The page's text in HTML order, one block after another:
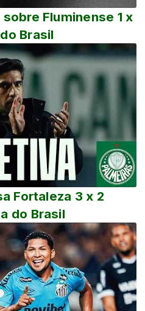
Fluminense 1 x
Brasil
Fortaleza 3 x 2
do Brasil